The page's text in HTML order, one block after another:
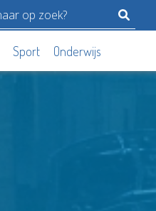
Sport Onderwijs